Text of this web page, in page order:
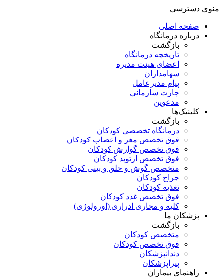
منوی دسترسی
صفحه اصلی
درباره درمانگاه
بازگشت
تاریخچه درمانگاه
اعضای هیئت مدیره
سهامداران
پیام مدیرعامل
چارت سازمانی
مدعوین
کلینیک‌ها
بازگشت
درمانگاه تخصصی کودکان
فوق تخصص مغز و اعصاب کودکان
فوق تخصص گوارش کودکان
فوق تخصص ارتوپد کودکان
متخصص گوش و حلق و بینی کودکان
جراح کودکان
تغذیه کودکان
فوق تخصص غدد کودکان
کلیه و مجاری ادراری (اورولوژی)
پزشکان ما
بازگشت
متخصص کودکان
فوق تخصص کودکان
دندانپزشکان
پیراپزشکان
راهنمای بیماران